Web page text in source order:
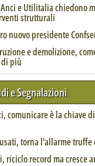
e Utilitalia chiedono
strutturali
nuovo presidente
e demolizione,
più
e Segnalazioni
comunicare è la chiave
torna l’allarme
riciclo record ma cresce